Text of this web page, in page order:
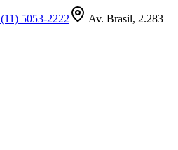
(11) 5053-2222 Av. Brasil, 2.283 —